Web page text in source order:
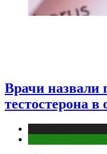
Врачи назвали
тестостерона в